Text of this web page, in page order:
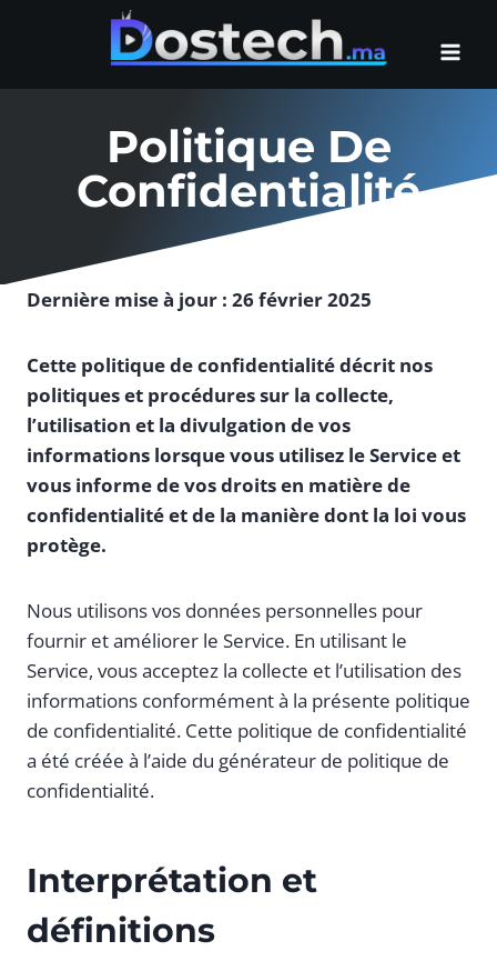
Politique De
Confidentialité
Dernière mise à jour : 26 février 2025
Cette politique de confidentialité décrit nos
politiques et procédures sur la collecte,
l’utilisation et la divulgation de vos
informations lorsque vous utilisez le Service et
vous informe de vos droits en matière de
confidentialité et de la manière dont la loi vous
protège.
Nous utilisons vos données personnelles pour
fournir et améliorer le Service. En utilisant le
Service, vous acceptez la collecte et l’utilisation des
informations conformément à la présente politique
de confidentialité. Cette politique de confidentialité
a été créée à l’aide du générateur de politique de
confidentialité.
Interprétation et
définitions